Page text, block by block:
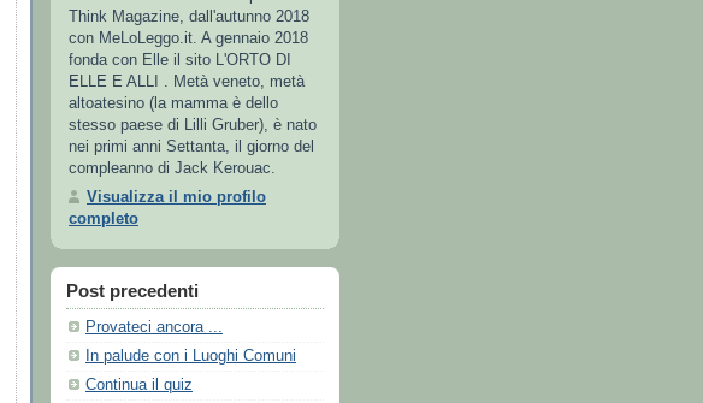
Think Magazine, dall'autunno 2018
con MeLoLeggo.it. A gennaio 2018
fonda con Elle il sito L'ORTO DI
ELLE E ALLI . Metà veneto, metà
altoatesino (la mamma è dello
stesso paese di Lilli Gruber), è nato
nei primi anni Settanta, il giorno del
compleanno di Jack Kerouac.
Visualizza il mio profilo
completo
Post precedenti
Provateci ancora ...
In palude con i Luoghi Comuni
Continua il quiz